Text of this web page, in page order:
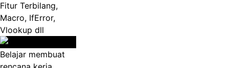
Fitur Terbilang,
Macro, IfError,
Vlookup dll
Belajar membuat